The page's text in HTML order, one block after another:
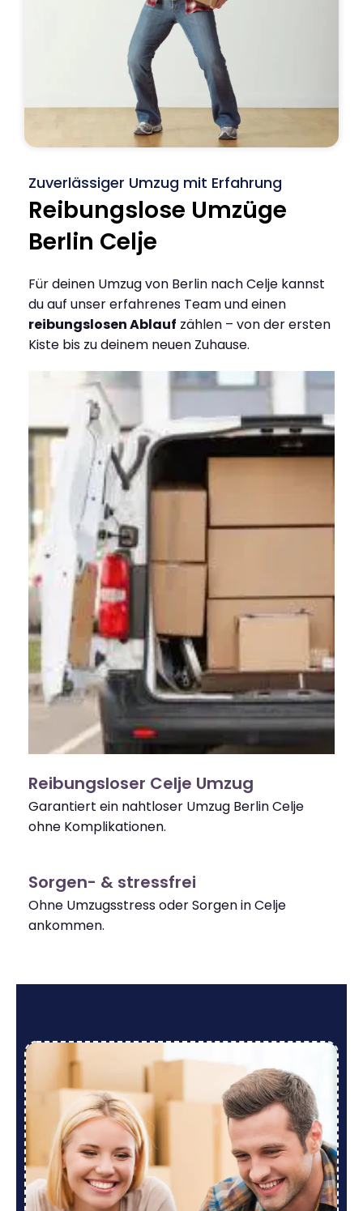
Zuverlässiger Umzug mit Erfahrung
Reibungslose Umzüge
Berlin Celje
Für deinen Umzug von Berlin nach Celje kannst
du auf unser erfahrenes Team und einen
reibungslosen Ablauf zählen – von der ersten
Kiste bis zu deinem neuen Zuhause.
Reibungsloser Celje Umzug
Garantiert ein nahtloser Umzug Berlin Celje
ohne Komplikationen.
Sorgen- & stressfrei
Ohne Umzugsstress oder Sorgen in Celje
ankommen.